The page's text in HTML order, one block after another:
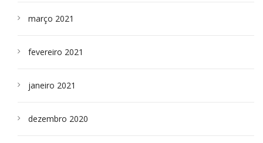
março 2021
fevereiro 2021
janeiro 2021
dezembro 2020